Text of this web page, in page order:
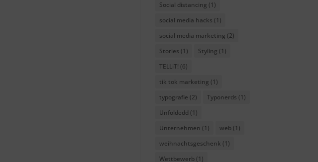
Social distancing (1)
social media hacks (1)
social media marketing (2)
Stories (1) Styling (1)
TELLiT! (6)
tik tok marketing (1)
typografie (2) Typonerds (1)
Unfoldedd (1)
Unternehmen (1) web(1)
weihnachtsgeschenk (1)
Wettbewerb(1)